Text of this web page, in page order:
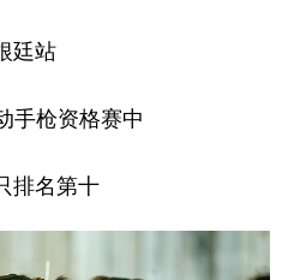
廷站
手枪资格赛中
排名第十